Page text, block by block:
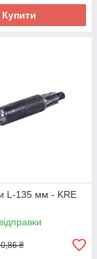
Купити
L-135 мм - KRE
₴